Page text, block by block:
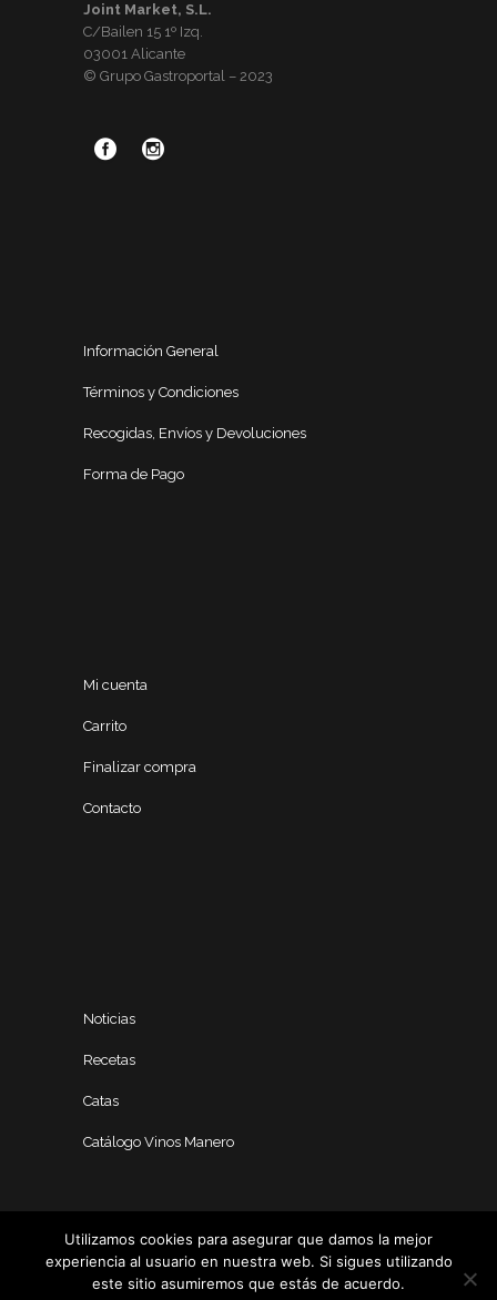
Joint Market, S.L.
C/Bailen 15 1º Izq.
03001 Alicante
© Grupo Gastroportal – 2023
Información General
Términos y Condiciones
Recogidas, Envíos y Devoluciones
Forma de Pago
Mi cuenta
Carrito
Finalizar compra
Contacto
Noticias
Recetas
Catas
Catálogo Vinos Manero
Utilizamos cookies para asegurar que damos la mejor
experiencia al usuario en nuestra web. Si sigues utilizando
este sitio asumiremos que estás de acuerdo.